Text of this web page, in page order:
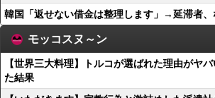
韓国「返せない借金は整理します」→延滞者
モッコスヌ～ン
【世界三大料理】トルコが選ばれた理由がヤ
た結果